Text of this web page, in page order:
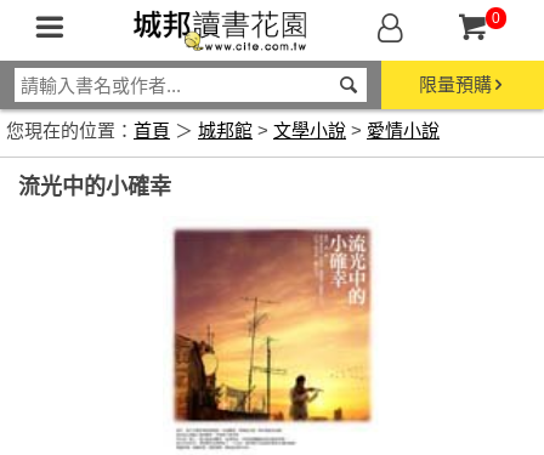
0
限量預購
您現在的位置： 首頁 ＞ 城邦館 > 文學小說 > 愛情小說
流光中的小確幸